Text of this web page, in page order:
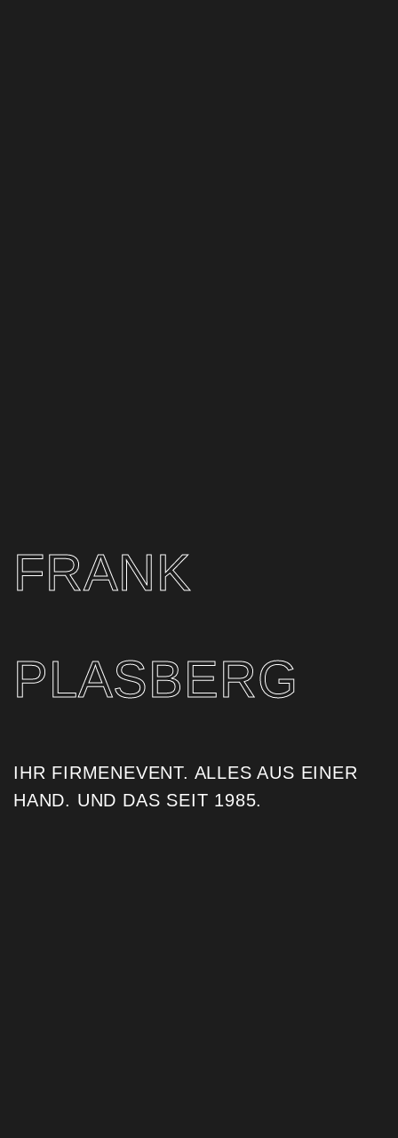
FRANK
PLASBERG
IHR FIRMENEVENT. ALLES AUS EINER
HAND. UND DAS SEIT 1985. ​